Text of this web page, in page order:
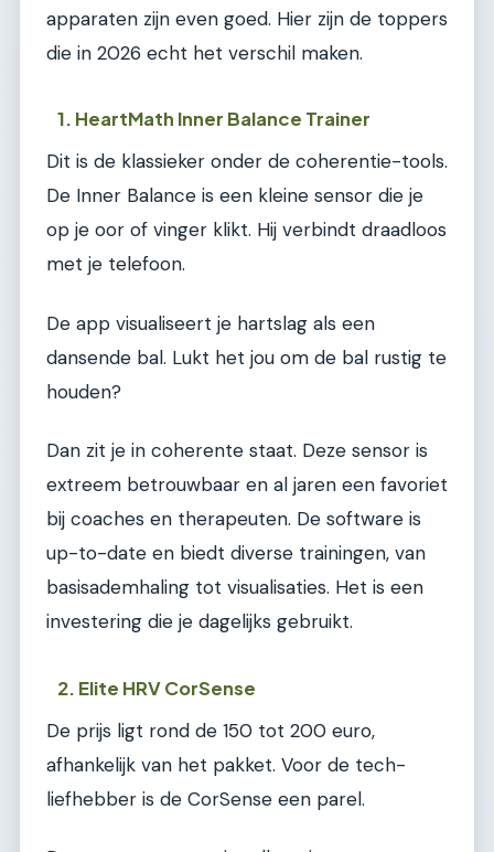
apparaten zijn even goed. Hier zijn de toppers
die in 2026 echt het verschil maken.
1. HeartMath Inner Balance Trainer
Dit is de klassieker onder de coherentie-tools.
De Inner Balance is een kleine sensor die je
op je oor of vinger klikt. Hij verbindt draadloos
met je telefoon.
De app visualiseert je hartslag als een
dansende bal. Lukt het jou om de bal rustig te
houden?
Dan zit je in coherente staat. Deze sensor is
extreem betrouwbaar en al jaren een favoriet
bij coaches en therapeuten. De software is
up-to-date en biedt diverse trainingen, van
basisademhaling tot visualisaties. Het is een
investering die je dagelijks gebruikt.
2. Elite HRV CorSense
De prijs ligt rond de 150 tot 200 euro,
afhankelijk van het pakket. Voor de tech-
liefhebber is de CorSense een parel.